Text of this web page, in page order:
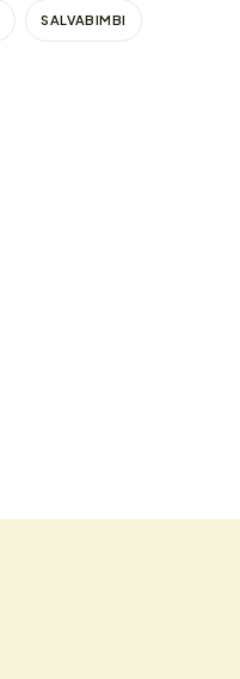
SALVABIMBI